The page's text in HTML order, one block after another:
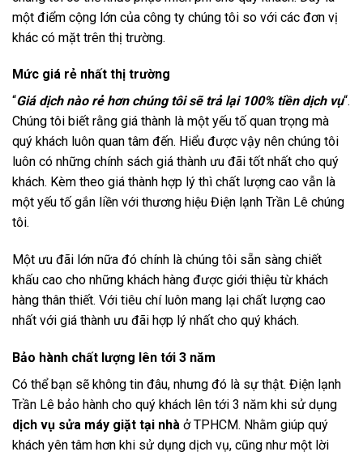
một điểm cộng lớn của công ty chúng tôi so với các đơn vị
khác có mặt trên thị trường.
Mức giá rẻ nhất thị trường
“Giá dịch nào rẻ hơn chúng tôi sẽ trả lại 100% tiền dịch vụ“.
Chúng tôi biết rằng giá thành là một yếu tố quan trọng mà
quý khách luôn quan tâm đến. Hiểu được vậy nên chúng tôi
luôn có những chính sách giá thành ưu đãi tốt nhất cho quý
khách. Kèm theo giá thành hợp lý thì chất lượng cao vẫn là
một yếu tố gắn liền với thương hiệu Điện lạnh Trần Lê chúng
tôi.
Một ưu đãi lớn nữa đó chính là chúng tôi sẵn sàng chiết
khấu cao cho những khách hàng được giới thiệu từ khách
hàng thân thiết. Với tiêu chí luôn mang lại chất lượng cao
nhất với giá thành ưu đãi hợp lý nhất cho quý khách.
Bảo hành chất lượng lên tới 3 năm
Có thể bạn sẽ không tin đâu, nhưng đó là sự thật. Điện lạnh
Trần Lê bảo hành cho quý khách lên tới 3 năm khi sử dụng
dịch vụ sửa máy giặt tại nhà ở TPHCM. Nhằm giúp quý
khách yên tâm hơn khi sử dụng dịch vụ, cũng như một lời